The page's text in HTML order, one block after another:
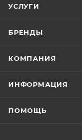
УСЛУГИ
БРЕНДЫ
КОМПАНИЯ
ИНФОРМАЦИЯ
ПОМОЩЬ